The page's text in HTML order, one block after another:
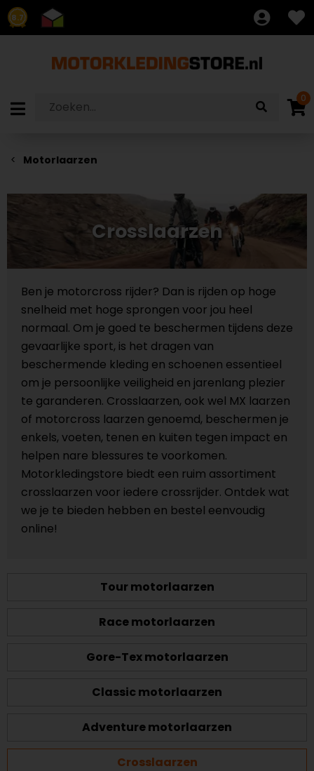
8.7
0
Motorlaarzen
Crosslaarzen
Ben je motorcross rijder? Dan is rijden op hoge
snelheid met hoge sprongen voor jou heel
normaal. Om je goed te beschermen tijdens deze
gevaarlijke sport, is het dragen van
beschermende kleding en schoenen essentieel
om je persoonlijke veiligheid en jarenlang plezier
te garanderen. Crosslaarzen, ook wel MX laarzen
of motorcross laarzen genoemd, beschermen je
enkels, voeten, tenen en kuiten tegen impact en
helpen nare blessures te voorkomen.
Motorkledingstore biedt een ruim assortiment
crosslaarzen voor iedere crossrijder. Ontdek wat
we je te bieden hebben en bestel eenvoudig
online!
Tour motorlaarzen
Race motorlaarzen
Gore-Tex motorlaarzen
Classic motorlaarzen
Adventure motorlaarzen
Crosslaarzen